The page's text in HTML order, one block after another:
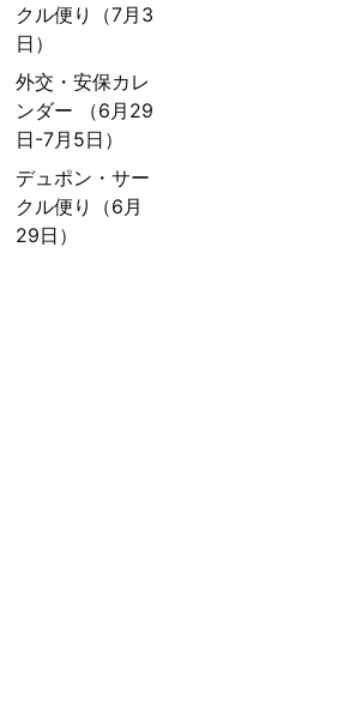
クル便り（7月3
日）
外交・安保カレ
ンダー （6月29
日-7月5日）
デュポン・サー
クル便り（6月
29日）